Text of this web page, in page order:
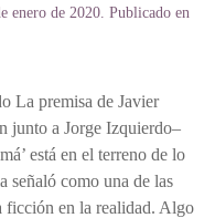
enero de 2020. Publicado en
La premisa de Javier
junto a Jorge Izquierdo–
está en el terreno de lo
señaló como una de las
ficción en la realidad. Algo